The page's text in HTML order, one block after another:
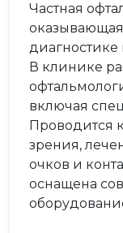
Частная
диагностике
В клинике
включая
Проводится
зрения,
очков и
оснащена